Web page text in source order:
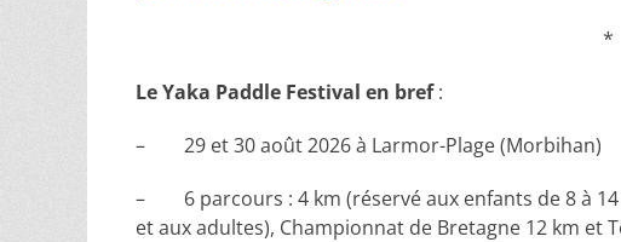
*
Le Yaka Paddle Festival en bref:
– 29 et 30 août 2026 à Larmor-Plage (Morbihan)
– 6 parcours : 4 km (réservé aux enfants de 8 à
et aux adultes), Championnat de Bretagne 12 km et